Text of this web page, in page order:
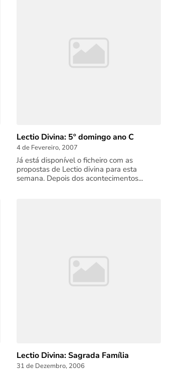
Lectio Divina: 5º domingo ano C
4 de Fevereiro, 2007
Já está disponível o ficheiro com as
propostas de Lectio divina para esta
semana. Depois dos acontecimentos...
Lectio Divina: Sagrada Família
31 de Dezembro, 2006